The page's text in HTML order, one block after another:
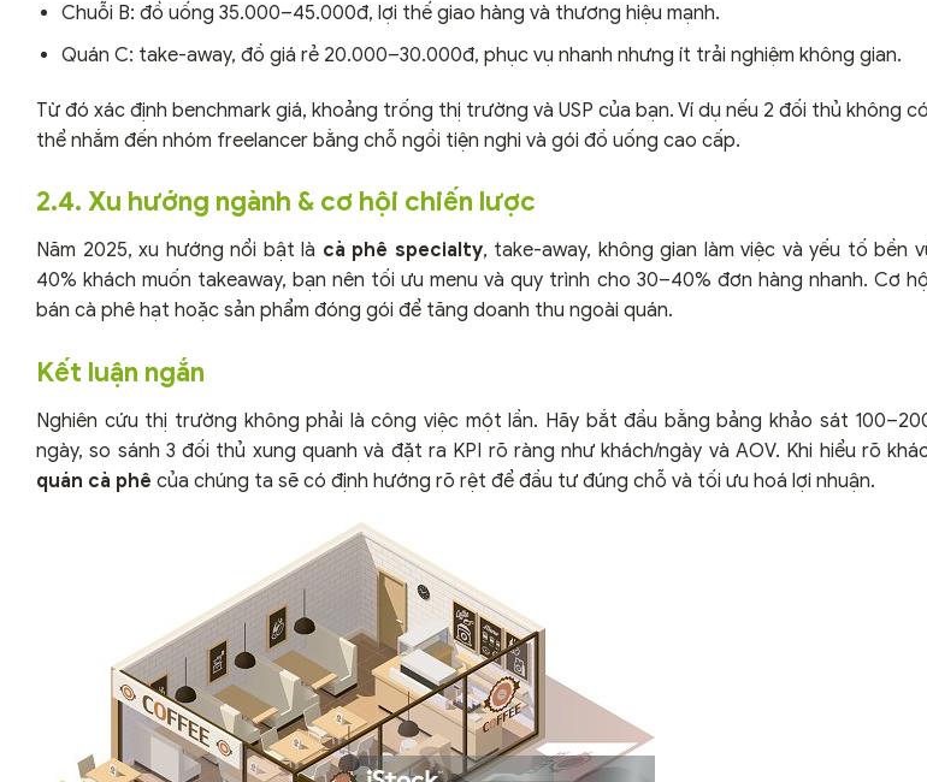
Chuỗi B: đồ uống 35.000–45.000đ, lợi thế giao hàng và thương hiệu mạnh.
Quán C: take-away, đồ giá rẻ 20.000–30.000đ, phục vụ nhanh nhưng ít trải nghiệm không gian.
Từ đó xác định benchmark giá, khoảng trống thị trường và USP của bạn. Ví dụ nếu 2 đối thủ không
thể nhắm đến nhóm freelancer bằng chỗ ngồi tiện nghi và gói đồ uống cao cấp.
2.4. Xu hướng ngành & cơ hội chiến lược
Năm 2025, xu hướng nổi bật là cà phê specialty, take-away, không gian làm việc và yếu tố bền
40% khách muốn takeaway, bạn nên tối ưu menu và quy trình cho 30–40% đơn hàng nhanh. Cơ
bán cà phê hạt hoặc sản phẩm đóng gói để tăng doanh thu ngoài quán.
Kết luận ngắn
Nghiên cứu thị trường không phải là công việc một lần. Hãy bắt đầu bằng bảng khảo sát
ngày, so sánh 3 đối thủ xung quanh và đặt ra KPI rõ ràng như khách/ngày và AOV. Khi hiểu rõ
quán cà phê của chúng ta sẽ có định hướng rõ rệt để đầu tư đúng chỗ và tối ưu hoá lợi nhuận.